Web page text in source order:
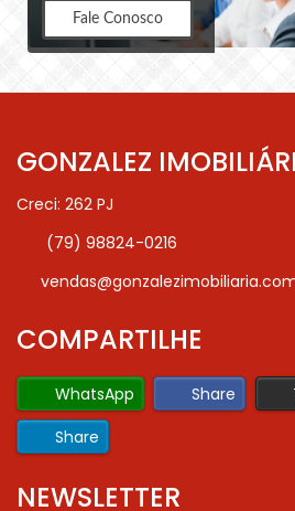
Fale Conosco
GONZALEZ
Creci: 262 PJ
(79) 98824-0216
COMPARTILHE
WhatsApp Share
Share
NEWSLETTER